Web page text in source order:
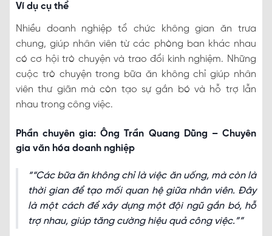
Ví dụ cụ thể
Nhiều doanh nghiệp tổ chức không gian ăn trưa
chung, giúp nhân viên từ các phòng ban khác nhau
có cơ hội trò chuyện và trao đổi kinh nghiệm. Những
cuộc trò chuyện trong bữa ăn không chỉ giúp nhân
viên thư giãn mà còn tạo sự gắn bó và hỗ trợ lẫn
nhau trong công việc.
Phần chuyên gia: Ông Trần Quang Dũng – Chuyên
gia văn hóa doanh nghiệp
“Các bữa ăn không chỉ là việc ăn uống, mà còn là
thời gian để tạo mối quan hệ giữa nhân viên. Đây
là một cách để xây dựng một đội ngũ gắn bó, hỗ
trợ nhau, giúp tăng cường hiệu quả công việc.”